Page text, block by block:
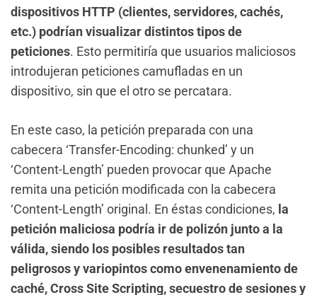
dispositivos HTTP (clientes, servidores, cachés,
etc.) podrían visualizar distintos tipos de
peticiones. Esto permitiría que usuarios maliciosos
introdujeran peticiones camufladas en un
dispositivo, sin que el otro se percatara.
En este caso, la petición preparada con una
cabecera ‘Transfer-Encoding: chunked’ y un
‘Content-Length’ pueden provocar que Apache
remita una petición modificada con la cabecera
‘Content-Length’ original. En éstas condiciones, la
petición maliciosa podría ir de polizón junto a la
válida, siendo los posibles resultados tan
peligrosos y variopintos como envenenamiento de
caché, Cross Site Scripting, secuestro de sesiones y